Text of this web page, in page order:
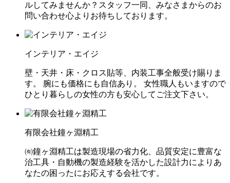
ルしてみませんか？スタッフ一同、みなさまからのお
問い合わせ心よりお待ちしております。
インテリア・エイジ
壁・天井・床・クロス貼等、内装工事全般受け賜りま
す。 腕にも価格にも自信あり。 女性職人もいますので
ひとり暮らしの女性の方も安心してご注文下さい。
有限会社鐘ヶ淵精工
㈲鐘ヶ淵精工は製造現場の省力化、品質安定に豊富な
治工具・自動機の製造経験を活かした設計力によりあ
なたの困ったにお応えする会社です。